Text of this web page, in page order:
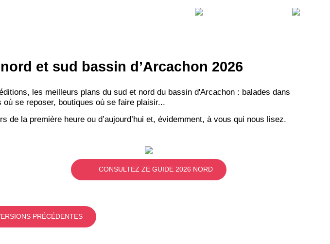
et sud bassin d’Arcachon 2026
les meilleurs plans du sud et nord du bassin d'Arcachon : balades dans
se reposer, boutiques où se faire plaisir...
la première heure ou d’aujourd’hui et, évidemment, à vous qui nous lisez.
CONSULTEZ ZE GUIDE 2026 NORD
PRÉCÉDENTES